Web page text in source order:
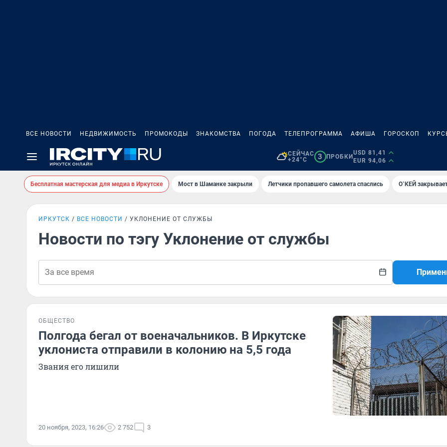
ВСЕ НОВОСТИ НЕДВИЖИМОСТЬ ПРОМОКОДЫ ЗНАКОМСТВА ПОГОДА ТЕЛЕПРОГРАММА АФИША ГОРОСКОП
СЕЙЧАС
+24°C
3 ПРОБКИ
USD 81,41
EUR 94,06
Бесплатная мастерская для медиа в Иркутске Мост в Шаманке закрыли Летчики пропавшего самолета спаслись О`КЕЙ
ИРКУТСК ВСЕ НОВОСТИ УКЛОНЕНИЕ ОТ СЛУЖБЫ
Новости по тэгу Уклонение от службы
ОБЩЕСТВО
Полгода бегал от военачальников. В Иркутске
уклониста отправили в колонию на 5,5 года
Звания его лишили
20 ноября, 2023, 16:26 2 752 3